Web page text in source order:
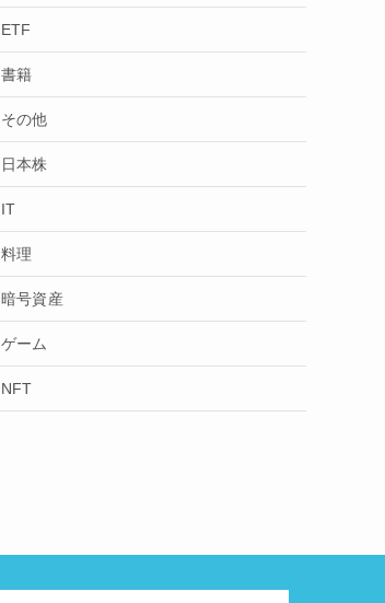
ETF
書籍
その他
日本株
IT
料理
暗号資産
ゲーム
NFT